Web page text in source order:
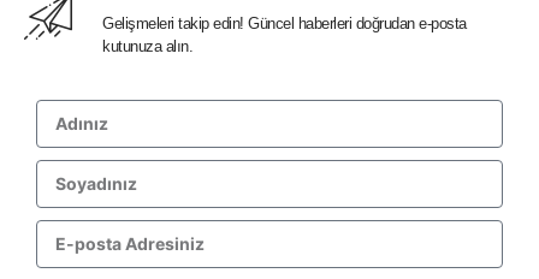
Gelişmeleri takip edin! Güncel haberleri doğrudan e-posta
kutunuza alın.